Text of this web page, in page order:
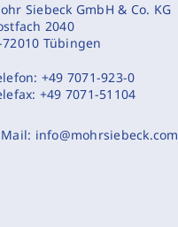
Siebeck GmbH & Co. KG
2040
72010 Tübingen
+49 7071-923-0
+49 7071-51104
Mail: info@mohrsiebeck.com